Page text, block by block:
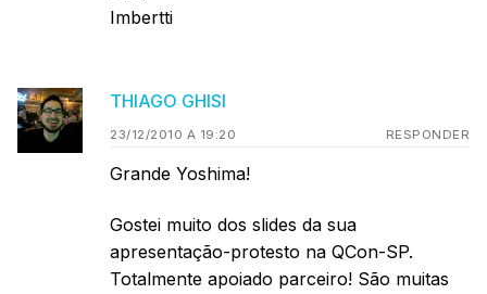
Imbertti
THIAGO GHISI
23/12/2010 A 19:20 RESPONDER
Grande Yoshima!
Gostei muito dos slides da sua
apresentação-protesto na QCon-SP.
Totalmente apoiado parceiro! São muitas